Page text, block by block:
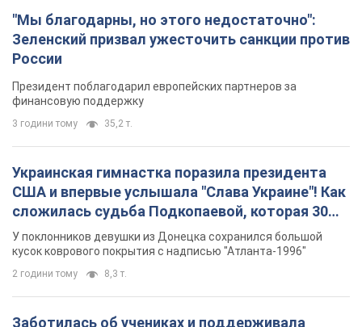
"Мы благодарны, но этого недостаточно":
Зеленский призвал ужесточить санкции против
России
Президент поблагодарил европейских партнеров за
финансовую поддержку
3 години тому 35,2 т.
Украинская гимнастка поразила президента
США и впервые услышала "Слава Украине"! Как
сложилась судьба Подкопаевой, которая 30
лет назад завоевала "золото" Олимпиады
У поклонников девушки из Донецка сохранился большой
кусок коврового покрытия с надписью "Атланта-1996"
2 години тому 8,3 т.
Заботилась об учениках и поддерживала